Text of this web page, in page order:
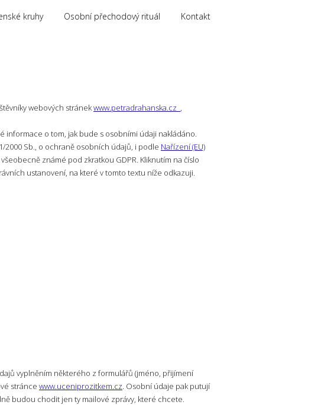
kruhy Osobní přechodový rituál Kontakt
webových stránekwww.petradrahanska.cz ,
informace o tom, jak bude s osobními údaji nakládáno.
2000 Sb., o ochraně osobních údajů, i podle Nařízení (EU)
známé pod zkratkou GDPR. Kliknutím na číslo
ustanovení, na které v tomto textu níže odkazuji.
vyplněním některého z formulářů (jméno, přijímení
stránce www.uceniprozitkem.cz . Osobní údaje pak putují
budou chodit jen ty mailové zprávy, které chcete.